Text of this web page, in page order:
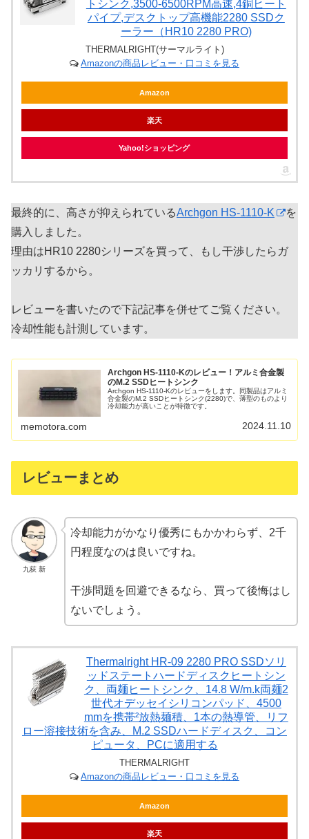
トシンク,3500-6500RPM高速,4銅ヒート
パイプ,デスクトップ高機能2280 SSDク
ーラー（HR10 2280 PRO)
THERMALRIGHT(サーマルライト)
Amazonの商品レビュー・口コミを見る
Amazon
楽天
Yahoo!ショッピング
最終的に、高さが抑えられているArchgon HS-1110-K
を
購入しました。
理由はHR10 2280シリーズを買って、もし干渉したらガ
ッカリするから。
レビューを書いたので下記記事を併せてご覧ください。
冷却性能も計測しています。
Archgon HS-1110-Kのレビュー！アルミ合金製
のM.2 SSDヒートシンク
Archgon HS-1110-Kのレビューをします。同製品はアルミ
合金製のM.2 SSDヒートシンク(2280)で、薄型のものより
冷却能力が高いことが特徴です。
memotora.com 2024.11.10
レビューまとめ
九荻 新
冷却能力がかなり優秀にもかかわらず、2千
円程度なのは良いですね。
干渉問題を回避できるなら、買って後悔はし
ないでしょう。
Thermalright HR-09 2280 PRO SSDソリ
ッドステートハードディスクヒートシン
ク、両麺ヒートシンク、14.8 W/m.k両麺2
世代オデッセイシリコンパッド、4500
mmを携帯²放熱麺積、1本の熱導管、リフ
ロー溶接技術を含み、M.2 SSDハードディスク、コン
ピュータ、PCに適用する
THERMALRIGHT
Amazonの商品レビュー・口コミを見る
Amazon
楽天